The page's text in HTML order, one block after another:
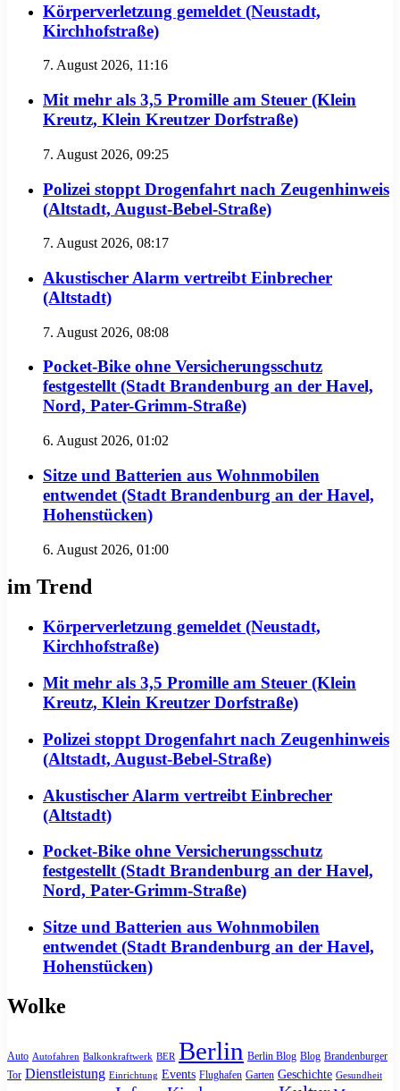
Körperverletzung gemeldet (Neustadt,
Kirchhofstraße)
7. August 2026, 11:16
Mit mehr als 3,5 Promille am Steuer (Klein
Kreutz, Klein Kreutzer Dorfstraße)
7. August 2026, 09:25
Polizei stoppt Drogenfahrt nach Zeugenhinweis
(Altstadt, August-Bebel-Straße)
7. August 2026, 08:17
Akustischer Alarm vertreibt Einbrecher
(Altstadt)
7. August 2026, 08:08
Pocket-Bike ohne Versicherungsschutz
festgestellt (Stadt Brandenburg an der Havel,
Nord, Pater-Grimm-Straße)
6. August 2026, 01:02
Sitze und Batterien aus Wohnmobilen
entwendet (Stadt Brandenburg an der Havel,
Hohenstücken)
6. August 2026, 01:00
im Trend
Körperverletzung gemeldet (Neustadt,
Kirchhofstraße)
Mit mehr als 3,5 Promille am Steuer (Klein
Kreutz, Klein Kreutzer Dorfstraße)
Polizei stoppt Drogenfahrt nach Zeugenhinweis
(Altstadt, August-Bebel-Straße)
Akustischer Alarm vertreibt Einbrecher
(Altstadt)
Pocket-Bike ohne Versicherungsschutz
festgestellt (Stadt Brandenburg an der Havel,
Nord, Pater-Grimm-Straße)
Sitze und Batterien aus Wohnmobilen
entwendet (Stadt Brandenburg an der Havel,
Hohenstücken)
Wolke
Auto Autofahren Balkonkraftwerk BER Berlin Berlin Blog Blog Brandenburger
Tor Dienstleistung Einrichtung Events Flughafen Garten Geschichte Gesundheit